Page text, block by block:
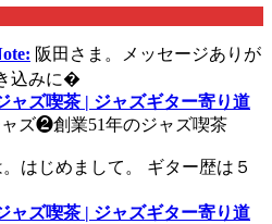
阪田さま。メッセージありが
込みに�
ズ喫茶 | ジャズギター寄り道
ズ❷創業51年のジャズ喫茶
はじめまして。 ギター歴は５
ズ喫茶 | ジャズギター寄り道